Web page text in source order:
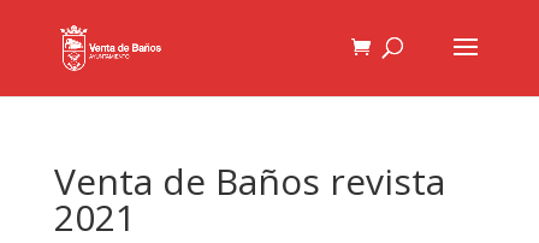
Venta de Baños revista
2021